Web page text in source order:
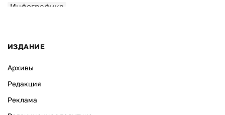
Инфографика
ИЗДАНИЕ
Архивы
Редакция
Реклама